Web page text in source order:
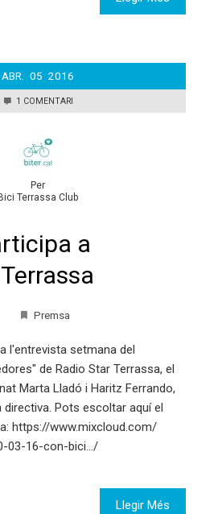
ABR. 05 2016
1 COMENTARI
Per
Bici Terrassa Club
a
Premsa
l'entrevista setmana del
de Radio Star Terrassa, el
Marta Lladó i Haritz Ferrando,
Pots escoltar aquí el
https://www.mixcloud.com/
03-16-con-bici…/
Llegir Més